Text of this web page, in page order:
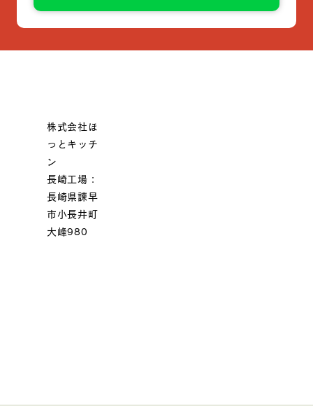
株式会社ほ
っとキッチ
ン
長崎工場：
長崎県諫早
市小長井町
大峰980